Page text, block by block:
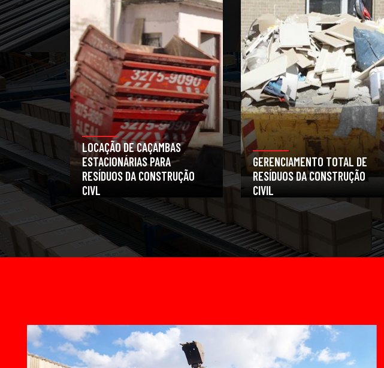
LOCAÇÃO DE CAÇAMBAS
ESTACIONÁRIAS PARA
RESÍDUOS DA CONSTRUÇÃO
CIVL
GERENCIAMENTO TOTAL DE
RESÍDUOS DA CONSTRUÇÃO
CIVIL